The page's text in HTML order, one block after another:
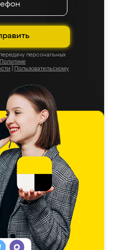
персональных
Политике
Пользовательскому